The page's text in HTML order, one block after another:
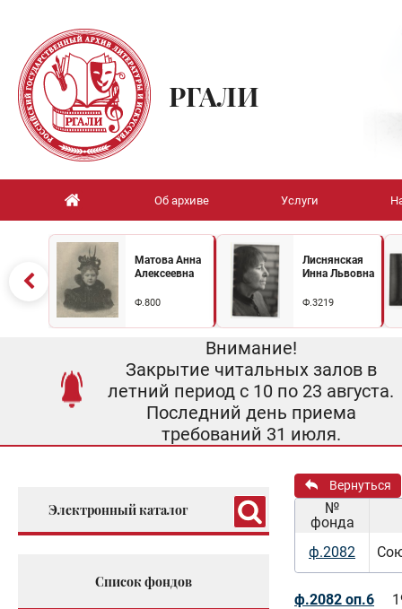
РГАЛИ
Об архиве Услуги
Матова Анна
Алексеевна
Ф.800
Лиснянская
Инна Львовна
Ф.3219
Внимание!
Закрытие читальных залов в
летний период с 10 по 23 августа.
Последний день приема
требований 31 июля.
Электронный каталог
Список фондов
Вернуться
№
фонда
ф.2082
ф.2082 оп.6